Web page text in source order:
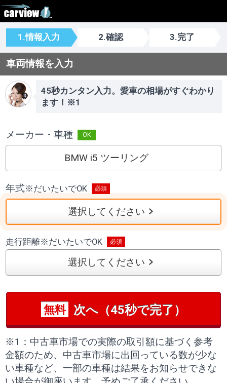
1.情報入力 2.確認 3.完了
車両情報を入力
45秒カンタン入力。愛車の相場がすぐわかり
ます！※1
メーカー・車種
BMW i5 ツーリング
年式※だいたいでOK
選択してください
走行距離※だいたいでOK
選択してください
無料 次へ（45秒で完了）
※1：中古車市場での実際の取引額に基づく参考
金額のため、中古車市場に出回っている数が少な
い車種など、一部の車種は結果をお知らせできな